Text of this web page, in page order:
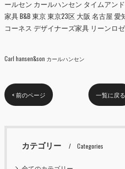
ールセン カールハンセン タイムアン
家具 B&B 東京 東京23区 大阪 名古屋
コーネス デザイナーズ家具 リーンロ
Carl hansen&son カールハンセン
< 前のページ 一覧に戻る
カテゴリー Categories